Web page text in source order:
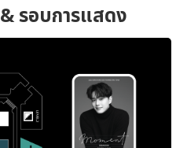
รอบการแสดง